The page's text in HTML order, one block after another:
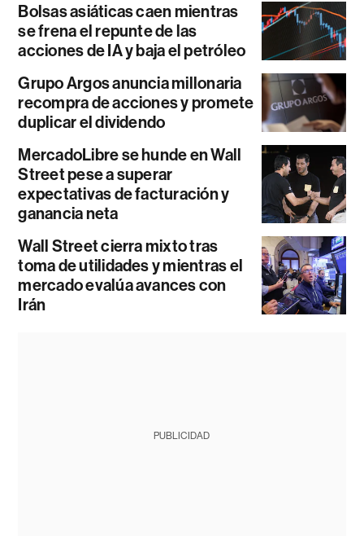
Bolsas asiáticas caen mientras
se frena el repunte de las
acciones de IA y baja el petróleo
Grupo Argos anuncia millonaria
recompra de acciones y promete
duplicar el dividendo
MercadoLibre se hunde en Wall
Street pese a superar
expectativas de facturación y
ganancia neta
Wall Street cierra mixto tras
toma de utilidades y mientras el
mercado evalúa avances con
Irán
PUBLICIDAD